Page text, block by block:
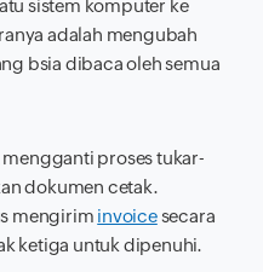
sistem komputer ke
adalah mengubah
bsia dibaca oleh semua
proses tukar-
dokumen cetak.
mengirim invoicesecara
ketiga untuk dipenuhi.